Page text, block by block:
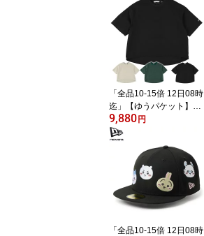
ET: 正規品/ユニセックス/
スノーボードウエア/マウ
ンテンロックスター
「全品10-15倍 12日08時
迄」【ゆうパケット】26
SS レディース NANGA T
シャツ DotAir COMFY S
S TEE W N2611-1M021
B： 正規品/ナンガ
9,880 円
「全品10-15倍 12日08時